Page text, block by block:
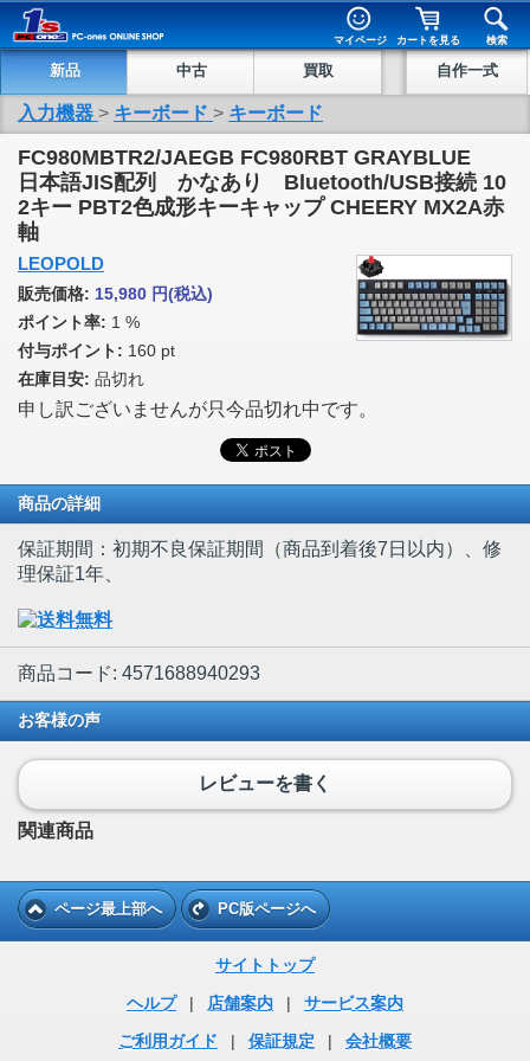
マイページ カートを見る 検索
新品 中古 買取 自作一式
入力機器 > キーボード > キーボード
FC980MBTR2/JAEGB FC980RBT GRAYBLUE
日本語JIS配列 かなあり Bluetooth/USB接続 10
2キー PBT2色成形キーキャップ CHEERY MX2A赤
軸
LEOPOLD
販売価格: 15,980 円(税込)
ポイント率: 1 %
付与ポイント: 160 pt
在庫目安: 品切れ
申し訳ございませんが只今品切れ中です。
商品の詳細
保証期間：初期不良保証期間（商品到着後7日以内）、修
理保証1年、
商品コード: 4571688940293
お客様の声
レビューを書く
関連商品
ページ最上部へ PC版ページへ
サイトトップ
ヘルプ
| 店舗案内 |
サービス案内
ご利用ガイド
| 保証規定 | 会社概要